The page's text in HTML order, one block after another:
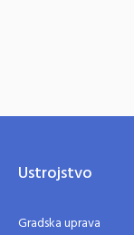
Ustrojstvo
Gradska uprava